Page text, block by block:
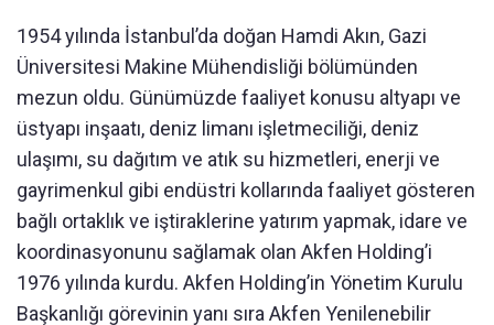
1954 yılında İstanbul’da doğan Hamdi Akın, Gazi
Üniversitesi Makine Mühendisliği bölümünden
mezun oldu. Günümüzde faaliyet konusu altyapı ve
üstyapı inşaatı, deniz limanı işletmeciliği, deniz
ulaşımı, su dağıtım ve atık su hizmetleri, enerji ve
gayrimenkul gibi endüstri kollarında faaliyet gösteren
bağlı ortaklık ve iştiraklerine yatırım yapmak, idare ve
koordinasyonunu sağlamak olan Akfen Holding’i
1976 yılında kurdu. Akfen Holding’in Yönetim Kurulu
Başkanlığı görevinin yanı sıra Akfen Yenilenebilir